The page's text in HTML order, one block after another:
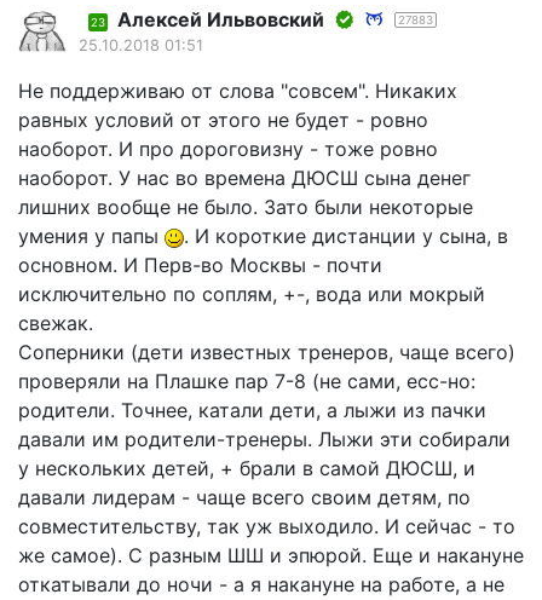
23 Алексей Ильвовский 27883
25.10.2018 01:51
Не поддерживаю от слова "совсем". Никаких
равных условий от этого не будет - ровно
наоборот. И про дороговизну - тоже ровно
наоборот. У нас во времена ДЮСШ сына денег
лишних вообще не было. Зато были некоторые
умения у папы
. И короткие дистанции у сына, в
основном. И Перв-во Москвы - почти
исключительно по соплям, +-, вода или мокрый
свежак.
Соперники (дети известных тренеров, чаще всего)
проверяли на Плашке пар 7-8 (не сами, есс-но:
родители. Точнее, катали дети, а лыжи из пачки
давали им родители-тренеры. Лыжи эти собирали
у нескольких детей, + брали в самой ДЮСШ, и
давали лидерам - чаще всего своим детям, по
совместительству, так уж выходило. И сейчас - то
же самое). С разным ШШ и эпюрой. Еще и накануне
откатывали до ночи - а я накануне на работе, а не